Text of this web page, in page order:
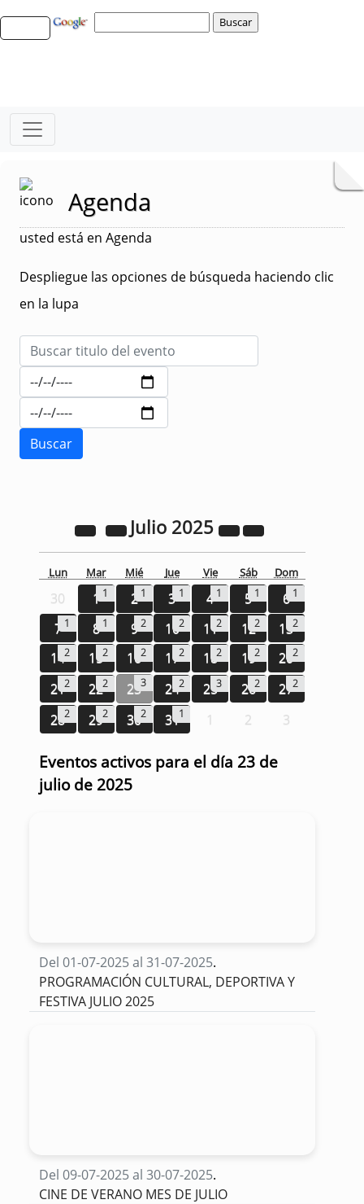
Agenda
usted está en Agenda
Despliegue las opciones de búsqueda haciendo clic
en la lupa
Julio 2025
Lun Mar Mié Jue Vie Sáb Dom
30 1 1 2 1 3 1 4 1 5 1 6 1
7 1 8 1 92 102 112 122 132
142 152 162 172 182 192 202
212 222 233 242 253 262 272
282 292 302 311 1 2 3
Eventos activos para el día 23 de
julio de 2025
Del 01-07-2025 al 31-07-2025.
PROGRAMACIÓN CULTURAL, DEPORTIVA Y
FESTIVA JULIO 2025
Del 09-07-2025 al 30-07-2025.
CINE DE VERANO MES DE JULIO